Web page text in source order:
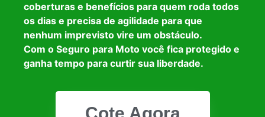
coberturas e benefícios para quem roda todos
os dias e precisa de agilidade para que
nenhum imprevisto vire um obstáculo.
Com o Seguro para Moto você fica protegido e
ganha tempo para curtir sua liberdade.
Cote Agora